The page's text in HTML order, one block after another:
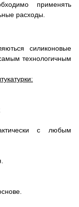
применять
расходы.
силиконовые
технологичным
с любым